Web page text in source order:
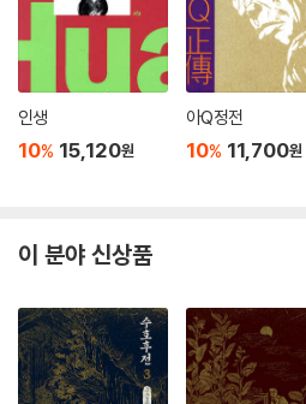
급해서 《습유명산기(拾遺名山記)》라고
황오제부터 주(周) 무왕(武王), 영왕(
(昭王), 진시황(秦始皇), 한(漢) 무제(
등 신선술을 좋아했던 왕들이 나오고, 5권
가 주로 나온다. 그중에서 지금 읽기에도
움이 될 만한 이야기를 발췌해 보았다. 독
임금 그리고 우(禹) 임금에 한 번호씩 매
라 이름이 섞여 있는 원서의 목차 대신 발
그 순서는 하(夏) 은(殷) 주(周), 춘추전
진(秦), 한(漢), 위(魏), 오(吳), 촉(蜀),
조명과 일치한다.
인생
10% 15,120원
아Q정전
10% 11,700원
이 분야 신상품